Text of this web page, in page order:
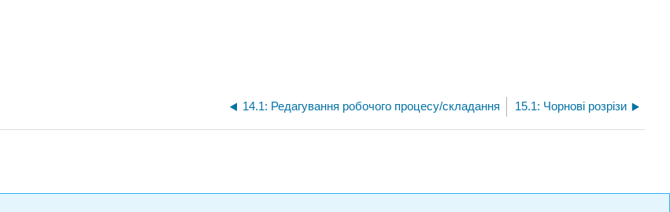
14.1: Редагування робочого процесу/складання 15.1: Чорнові розрізи